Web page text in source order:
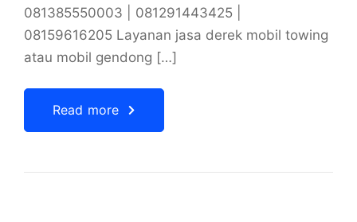
081385550003 | 081291443425 |
08159616205 Layanan jasa derek mobil towing
atau mobil gendong […]
Read more